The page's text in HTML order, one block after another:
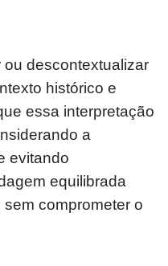
ou descontextualizar
histórico e
essa interpretação
a
evitando
equilibrada
comprometer o